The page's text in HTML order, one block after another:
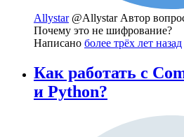
Allystar @Allystar Автор
Почему это не шифрование?
Написано более трёх лет назад
Как работать с
и Python?